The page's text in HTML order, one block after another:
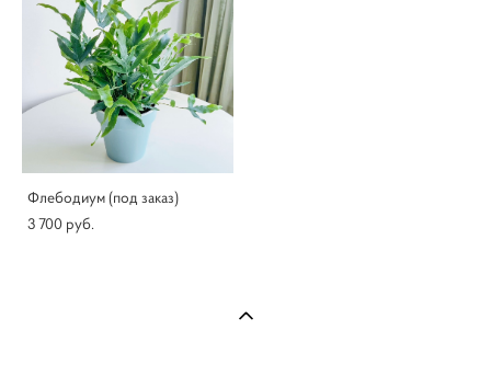
Флебодиум (под заказ)
3 700 pуб.